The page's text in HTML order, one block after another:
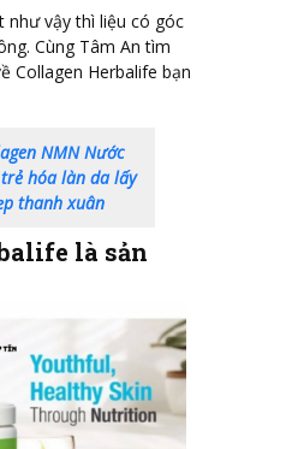
như vậy thì liệu có góc
Cùng Tâm An tìm
Collagen Herbalife bạn
NMN Nước
hóa làn da lấy
thanh xuân
là sản